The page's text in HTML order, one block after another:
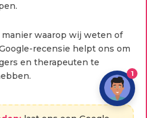
waarop wij weten of
recensie helpt ons om
en therapeuten te
1